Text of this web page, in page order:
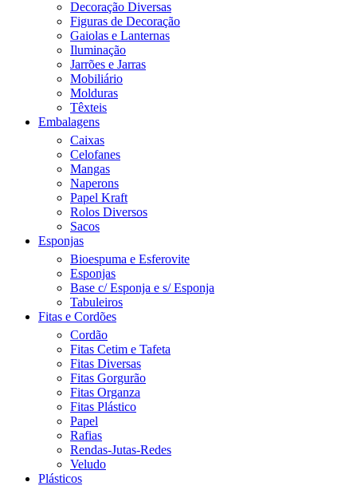
Decoração Diversas
Figuras de Decoração
Gaiolas e Lanternas
Iluminação
Jarrões e Jarras
Mobiliário
Molduras
Têxteis
Embalagens
Caixas
Celofanes
Mangas
Naperons
Papel Kraft
Rolos Diversos
Sacos
Esponjas
Bioespuma e Esferovite
Esponjas
Base c/ Esponja e s/ Esponja
Tabuleiros
Fitas e Cordões
Cordão
Fitas Cetim e Tafeta
Fitas Diversas
Fitas Gorgurão
Fitas Organza
Fitas Plástico
Papel
Rafias
Rendas-Jutas-Redes
Veludo
Plásticos